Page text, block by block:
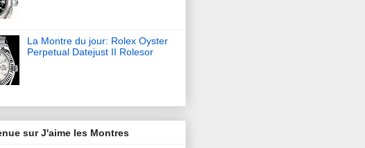
La Montre du jour: Rolex Oyster
Perpetual Datejust II Rolesor
sur J'aime les Montres